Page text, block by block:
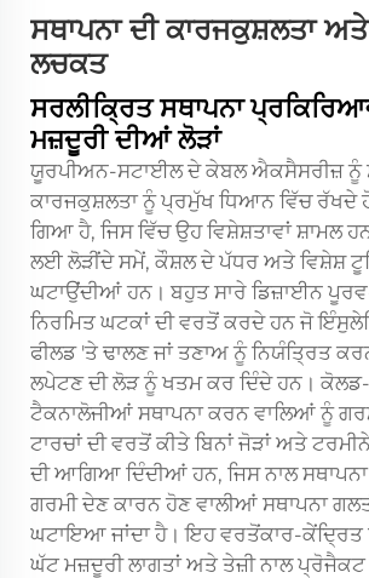
ਸਥਾਪਨਾ ਦੀ ਕਾਰਜਕੁਸ਼ਲਤਾ ਅਤੇ
ਲਚਕਤ
ਸਰਲੀਕ੍ਰਿਤ ਸਥਾਪਨਾ
ਮਜ਼ਦੂਰੀ ਦੀਆਂ ਲੋੜਾਂ
ਯੂਰਪੀਅਨ-ਸਟਾਈਲ ਦੇ ਕੇਬਲ ਐਕਸੈਸਰੀਜ਼ ਨੂੰ
ਕਾਰਜਕੁਸ਼ਲਤਾ ਨੂੰ ਪ੍ਰਮੁੱਖ ਧਿਆਨ ਵਿੱਚ ਰੱਖਦੇ
ਗਿਆ ਹੈ, ਜਿਸ ਵਿੱਚ ਉਹ ਵਿਸ਼ੇਸ਼ਤਾਵਾਂ ਸ਼ਾਮਲ
ਲਈ ਲੋੜੀਂਦੇ ਸਮੇਂ, ਕੌਸ਼ਲ ਦੇ ਪੱਧਰ ਅਤੇ ਵਿਸ਼ੇਸ਼
ਘਟਾਉਂਦੀਆਂ ਹਨ। ਬਹੁਤ ਸਾਰੇ ਡਿਜ਼ਾਈਨ
ਨਿਰਮਿਤ ਘਟਕਾਂ ਦੀ ਵਰਤੋਂ ਕਰਦੇ ਹਨ ਜੋ
ਫੀਲਡ 'ਤੇ ਢਾਲਣ ਜਾਂ ਤਣਾਅ ਨੂੰ ਨਿਯੰਤ੍ਰਿਤ
ਲਪੇਟਣ ਦੀ ਲੋੜ ਨੂੰ ਖਤਮ ਕਰ ਦਿੰਦੇ ਹਨ।
ਟੈਕਨਾਲੋਜੀਆਂ ਸਥਾਪਨਾ ਕਰਨ ਵਾਲਿਆਂ ਨੂੰ
ਟਾਰਚਾਂ ਦੀ ਵਰਤੋਂ ਕੀਤੇ ਬਿਨਾਂ ਜੋੜਾਂ ਅਤੇ
ਦੀ ਆਗਿਆ ਦਿੰਦੀਆਂ ਹਨ, ਜਿਸ ਨਾਲ
ਗਰਮੀ ਦੇਣ ਕਾਰਨ ਹੋਣ ਵਾਲੀਆਂ ਸਥਾਪਨਾ
ਘਟਾਇਆ ਜਾਂਦਾ ਹੈ। ਇਹ ਵਰਤੋਂਕਾਰ-ਕੇਂਦ੍ਰਿਤ
ਘੱਟ ਮਜ਼ਦੂਰੀ ਲਾਗਤਾਂ ਅਤੇ ਤੇਜ਼ੀ ਨਾਲ